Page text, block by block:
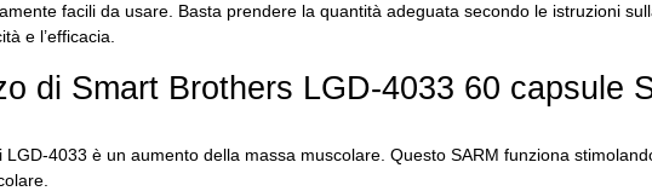
facili da usare. Basta prendere la quantità adeguata secondo le istruzioni
e l’efficacia.
di Smart Brothers LGD-4033 60 capsule
LGD-4033 è un aumento della massa muscolare. Questo SARM funziona